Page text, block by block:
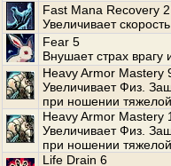
Fast Mana Recovery 2
Увеличивает
Fear 5
Внушает страх врагу
Heavy Armor Mastery
Увеличивает Физ.
при ношении
Heavy Armor Mastery
Увеличивает Физ.
при ношении
Life Drain 6